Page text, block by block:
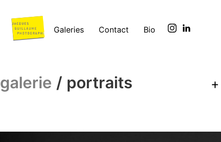
Galeries Contact Bio
galerie / portraits